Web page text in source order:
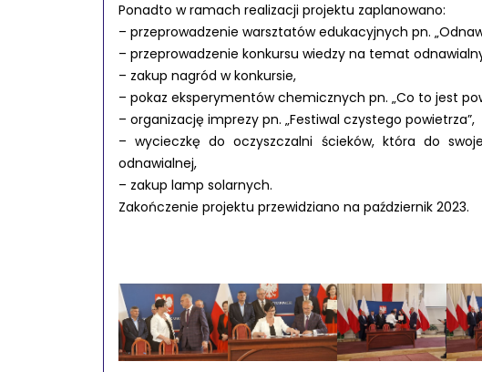
Ponadto w ramach realizacji projektu zaplanowano:
– przeprowadzenie warsztatów edukacyjnych pn.
– przeprowadzenie konkursu wiedzy na temat
– zakup nagród w konkursie,
– pokaz eksperymentów chemicznych pn. „Co to jest
– organizację imprezy pn. „Festiwal czystego powietrza”,
– wycieczkę do oczyszczalni ścieków, która do
odnawialnej,
– zakup lamp solarnych.
Zakończenie projektu przewidziano na październik 2023.